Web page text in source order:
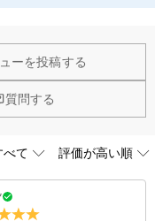
ーを投稿する
質問する
のコストを節約して、商
ド5Aのキューピッド
専門の職人によるカッ
ックジルコニアとなり
緑色に変色しま
や銅が含まれた製品で